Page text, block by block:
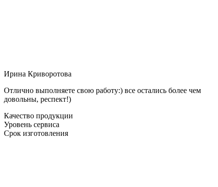
Ирина Криворотова
Отлично выполняете свою работу:) все остались более чем
довольны, респект!)
Качество продукции
Уровень сервиса
Срок изготовления